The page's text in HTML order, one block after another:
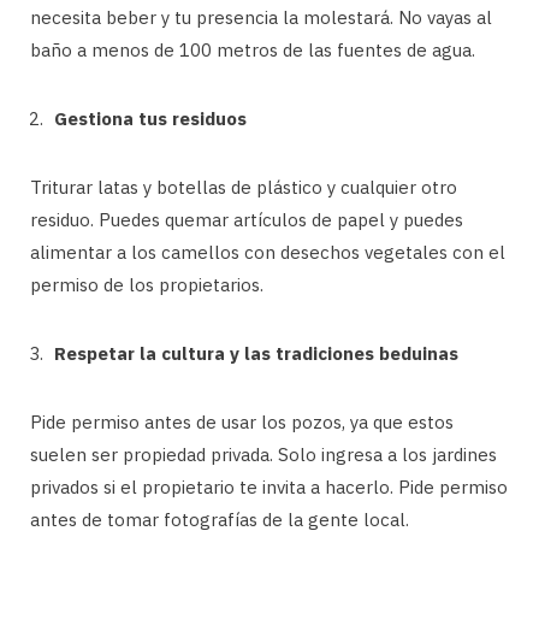
necesita beber y tu presencia la molestará. No vayas al
baño a menos de 100 metros de las fuentes de agua.
Gestiona tus residuos
Triturar latas y botellas de plástico y cualquier otro
residuo. Puedes quemar artículos de papel y puedes
alimentar a los camellos con desechos vegetales con el
permiso de los propietarios.
Respetar la cultura y las tradiciones beduinas
Pide permiso antes de usar los pozos, ya que estos
suelen ser propiedad privada. Solo ingresa a los jardines
privados si el propietario te invita a hacerlo. Pide permiso
antes de tomar fotografías de la gente local.